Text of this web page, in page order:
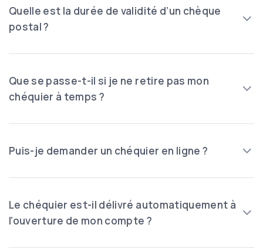
Quelle est la durée de validité d’un chèque
postal ?
Que se passe-t-il si je ne retire pas mon
chéquier à temps ?
Puis-je demander un chéquier en ligne ?
Le chéquier est-il délivré automatiquement à
l’ouverture de mon compte ?